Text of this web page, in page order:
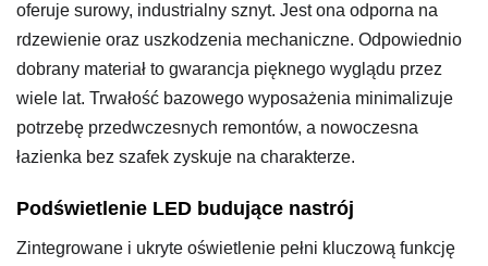
oferuje surowy, industrialny sznyt. Jest ona odporna na
rdzewienie oraz uszkodzenia mechaniczne. Odpowiednio
dobrany materiał to gwarancja pięknego wyglądu przez
wiele lat. Trwałość bazowego wyposażenia minimalizuje
potrzebę przedwczesnych remontów, a nowoczesna
łazienka bez szafek zyskuje na charakterze.
Podświetlenie LED budujące nastrój
Zintegrowane i ukryte oświetlenie pełni kluczową funkcję